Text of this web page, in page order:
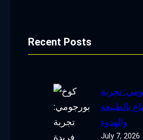
Recent Posts
تجربة
بالطبيعة
والهدوء
July 7, 2026